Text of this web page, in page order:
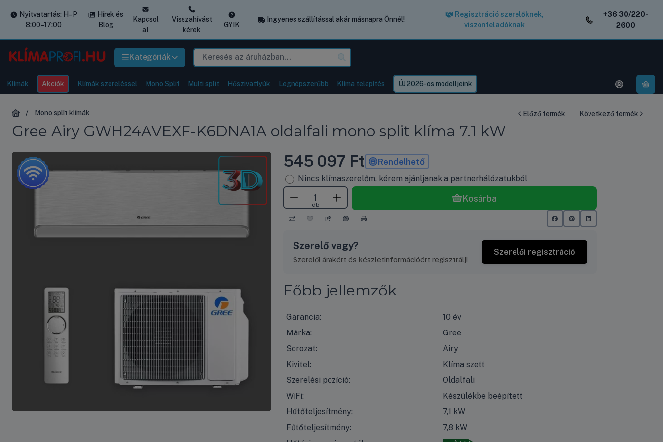
Kategóriák
Nyitvatartás: H–P
8:00–17:00
Hírek és
Blog
Kapcsol
at
Visszahívást
kérek
GYIK
Ingyenes szállítással akár másnapra Önnél!
Regisztráció szerelőknek,
viszonteladóknak
+36 30/220-
2600
Klímák Akciók Klímák szereléssel Mono Split Multi split Hőszivattyúk Legnépszerűbb Klíma telepítés ÚJ 2026-os modelljeink
Mono split klímák Előző termék Következő termék
Gree Airy GWH24AVEXF-K6DNA1A oldalfali mono split klíma 7.1 kW
545 097 Ft Rendelhető
Nincs klímaszerelőm, kérem ajánljanak a partnerhálózatukból
db
Kosárba
Szerelő vagy?
Szerelői árakért és készletinformációért regisztrálj!
Szerelői regisztráció
Főbb jellemzők
Garancia:
10 év
Márka:
Gree
Sorozat:
Airy
Kivitel:
Klíma szett
Szerelési pozíció:
Oldalfali
WiFi:
Készülékbe beépített
Hűtőteljesítmény:
7,1 kW
Fűtőteljesítmény:
7,8 kW